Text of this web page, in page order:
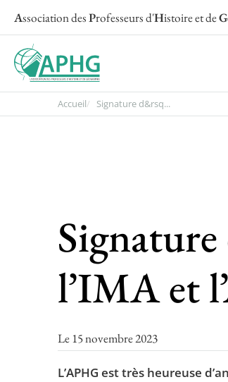
Association desProfesseurs d'Histoire et deG
Accueil Signature d&rsq...
l’IMA et
Le 15 novembre 2023
L’APHG est très heureuse